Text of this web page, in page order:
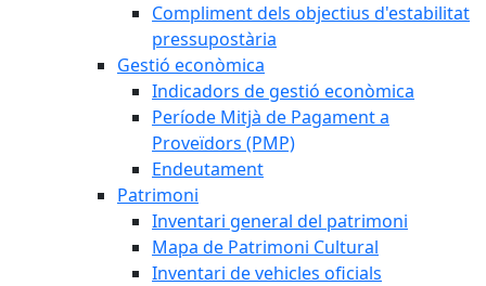
Compliment dels objectius d'estabilitat
pressupostària
Gestió econòmica
Indicadors de gestió econòmica
Període Mitjà de Pagament a
Proveïdors (PMP)
Endeutament
Patrimoni
Inventari general del patrimoni
Mapa de Patrimoni Cultural
Inventari de vehicles oficials